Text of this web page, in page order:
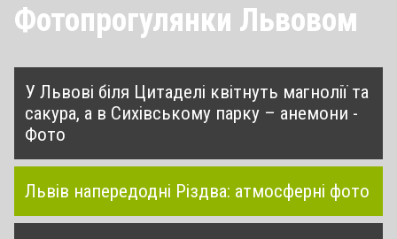
Фотопрогулянки Львовом
У Львові біля Цитаделі квітнуть магнолії та
сакура, а в Сихівському парку – анемони -
Фото
Львів напередодні Різдва: атмосферні фото